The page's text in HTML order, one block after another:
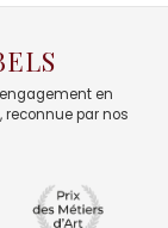
en
reconnue par nos